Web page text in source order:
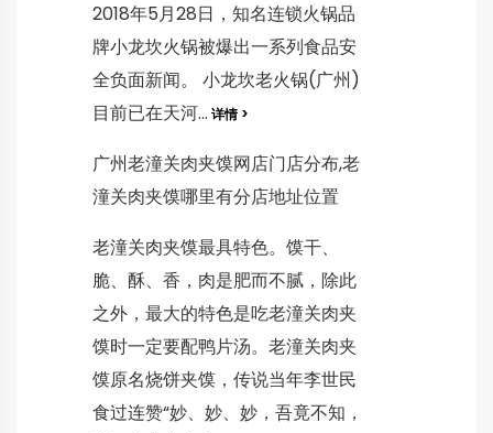
2018年5月28日，知名连锁火锅品
牌小龙坎火锅被爆出一系列食品安
全负面新闻。 小龙坎老火锅(广州)
目前已在天河... 详情 >
广州老潼关肉夹馍网店门店分布,老
潼关肉夹馍哪里有分店地址位置
老潼关肉夹馍最具特色。馍干、
脆、酥、香，肉是肥而不腻，除此
之外，最大的特色是吃老潼关肉夹
馍时一定要配鸭片汤。老潼关肉夹
馍原名烧饼夹馍，传说当年李世民
食过连赞“妙、妙、妙，吾竟不知，